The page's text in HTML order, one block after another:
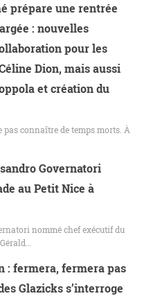
prépare une rentrée
: nouvelles
pour les
Dion, mais aussi
et création du
pas connaître de temps morts. À
Governatori
au Petit Nice à
nommé chef exécutif du
: fermera, fermera pas
Glazicks s’interroge